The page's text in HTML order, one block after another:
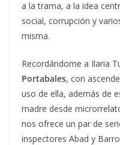
a la trama, a la idea
social, corrupción y
misma.
Recordándome a Ilaria
Portabales, con
uso de ella, además de
madre desde
nos ofrece un par de
inspectores Abad y